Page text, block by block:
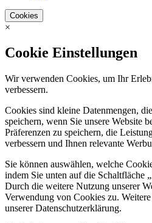
Cookies
×
Cookie Einstellungen
Wir verwenden Cookies, um Ihr
verbessern.
Cookies sind kleine Datenmengen,
speichern, wenn Sie unsere Website
Präferenzen zu speichern, die
verbessern und Ihnen relevante
Sie können auswählen, welche
indem Sie unten auf die Schaltfläche
Durch die weitere Nutzung unserer
Verwendung von Cookies zu.
unserer Datenschutzerklärung.